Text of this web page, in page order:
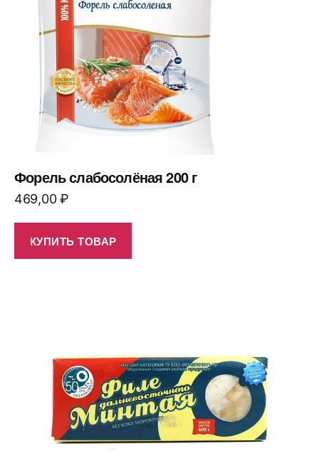
Форель слабосолёная 200 г
469,00₽
КУПИТЬ ТОВАР